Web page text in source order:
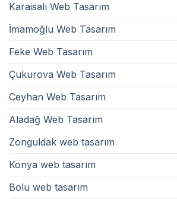
Karaisalı Web Tasarım
İmamoğlu Web Tasarım
Feke Web Tasarım
Çukurova Web Tasarım
Ceyhan Web Tasarım
Aladağ Web Tasarım
Zonguldak web tasarım
Konya web tasarım
Bolu web tasarım